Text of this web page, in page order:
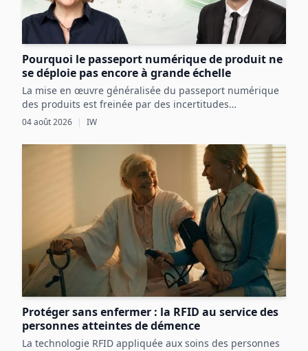
Pourquoi le passeport numérique de produit ne
se déploie pas encore à grande échelle
La mise en œuvre généralisée du passeport numérique
des produits est freinée par des incertitudes
réglementaires, des défis techniques et des coûts
initiaux élevés, malgré ses avantages potentiels pour
l’économie circulaire.
04 août 2026 | IW
Protéger sans enfermer : la RFID au service des
personnes atteintes de démence
La technologie RFID appliquée aux soins des personnes